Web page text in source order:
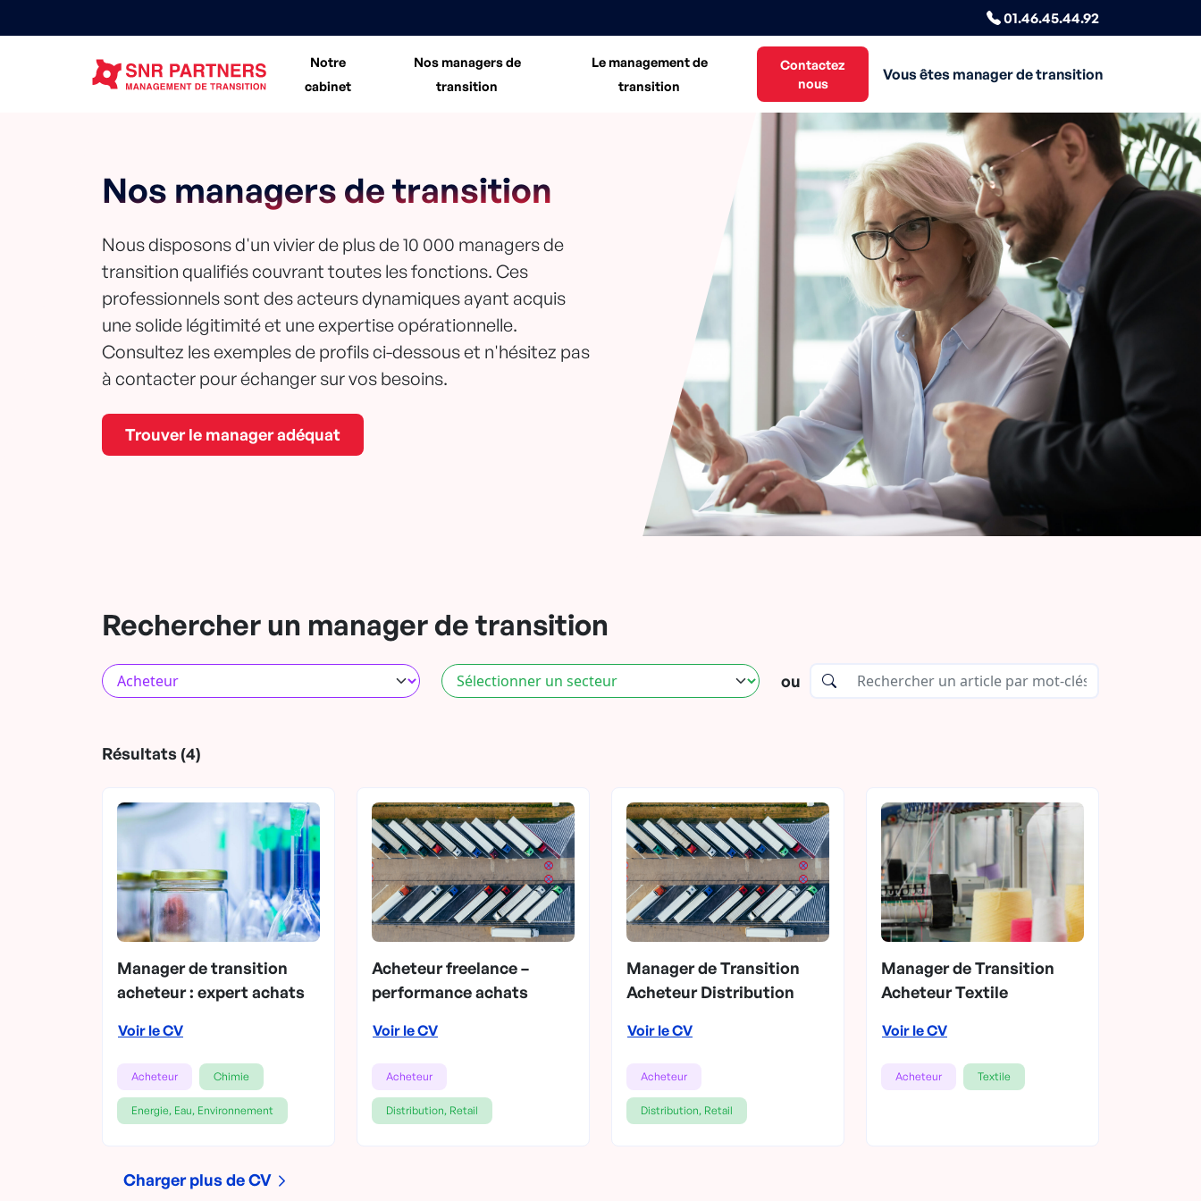
01.46.45.44.92
Notre
cabinet
Nos managers de
transition
Le management de
transition
Contactez
nous
Vous êtes manager de transition
Nos managers de transition
Nous disposons d'un vivier de plus de 10 000 managers de
transition qualifiés couvrant toutes les fonctions. Ces
professionnels sont des acteurs dynamiques ayant acquis
une solide légitimité et une expertise opérationnelle.
Consultez les exemples de profils ci-dessous et n'hésitez pas
à contacter pour échanger sur vos besoins.
Trouver le manager adéquat
Rechercher un manager de transition
ou
Résultats (4)
Manager de transition
acheteur : expert achats
Voir le CV
Acheteur Chimie
Energie, Eau, Environnement
Acheteur freelance –
performance achats
Voir le CV
Acheteur
Distribution, Retail
Manager de Transition
Acheteur Distribution
Voir le CV
Acheteur
Distribution, Retail
Manager de Transition
Acheteur Textile
Voir le CV
Acheteur Textile
Charger plus de CV